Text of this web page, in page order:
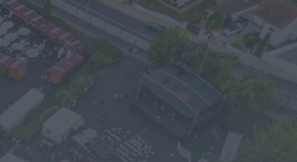
Diário Criminal
Perseguição em alto mar
termina com recuperação
de mais de 421 quilos...
Diário Criminal
Notícias de Águeda
Confusão envolve entre 30 e